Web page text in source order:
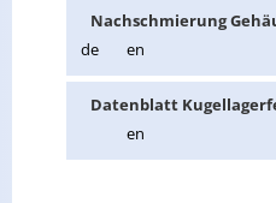
Nach­schmie­rung
de
en
Da­ten­blatt
en